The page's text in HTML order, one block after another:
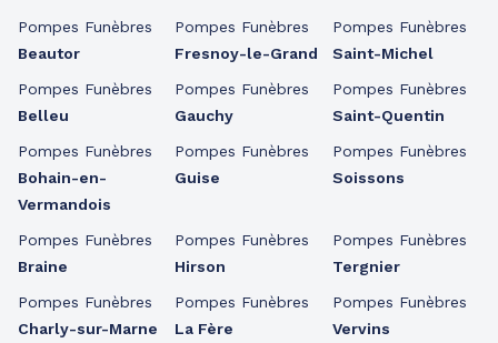
Pompes Funèbres
Beautor
Pompes Funèbres
Belleu
Pompes Funèbres
Bohain-en-
Vermandois
Pompes Funèbres
Braine
Pompes Funèbres
Charly-sur-Marne
Pompes Funèbres
Fresnoy-le-Grand
Pompes Funèbres
Gauchy
Pompes Funèbres
Guise
Pompes Funèbres
Hirson
Pompes Funèbres
La Fère
Pompes Funèbres
Saint-Michel
Pompes Funèbres
Saint-Quentin
Pompes Funèbres
Soissons
Pompes Funèbres
Tergnier
Pompes Funèbres
Vervins